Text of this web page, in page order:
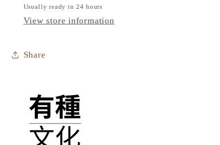
填
充
如
生
命
的
填
充
生
命
的
Usually ready in 24 hours
View store information
Share